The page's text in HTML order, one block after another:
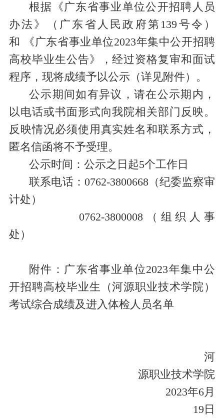
根据《广东省事业单位公开招聘人员
办法》（广东省人民政府第139号令）
和
《广东省事业单位2023年集中公开招聘
高校毕业生公告》
，经过资格复审和面试
程序， 现将成绩予以公示（详见附件）。
公示期间如有异议，请在公示期内，
以电话或书面形式向我院相关部门反映。
反映情况必须使用真实姓名和联系方式，
匿名信函将不予受理。
公示时间： 公示之日起5个工作日
联系电话：0762-3800668（纪委监察审
计处）
0762-3800008（组织人事
处）
附件： 广东省事业单位2023年集中公
开招聘高校毕业生（河源职业技术学院）
考试综合成绩及进入体检人员名单
河
源职业技术学院
2023年6月
19日